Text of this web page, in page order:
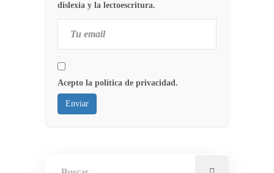
dislexia y la lectoescritura.
Acepto la política de privacidad.
Enviar